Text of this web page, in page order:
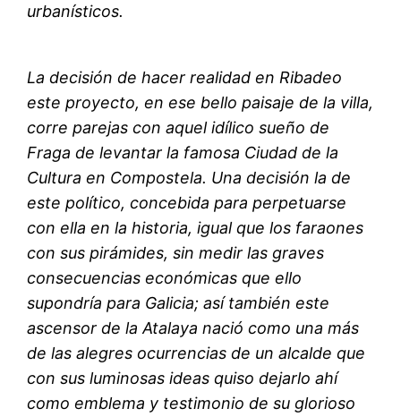
urbanísticos.
La decisión de hacer realidad en Ribadeo
este proyecto, en ese bello paisaje de la villa,
corre parejas con aquel idílico sueño de
Fraga de levantar la famosa Ciudad de la
Cultura en Compostela. Una decisión la de
este político, concebida para perpetuarse
con ella en la historia, igual que los faraones
con sus pirámides, sin medir las graves
consecuencias económicas que ello
supondría para Galicia; así también este
ascensor de la Atalaya nació como una más
de las alegres ocurrencias de un alcalde que
con sus luminosas ideas quiso dejarlo ahí
como emblema y testimonio de su glorioso